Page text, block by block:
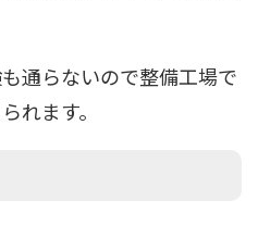
通らないので整備工場で
れます。